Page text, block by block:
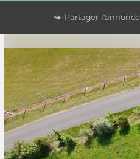
Partager l'annonce